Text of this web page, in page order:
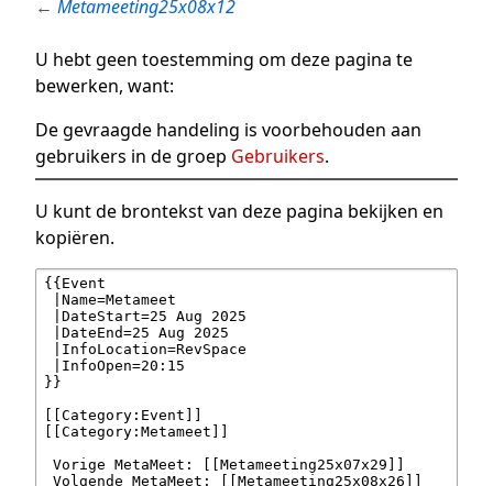
← Metameeting25x08x12
U hebt geen toestemming om deze pagina te
bewerken, want:
De gevraagde handeling is voorbehouden aan
gebruikers in de groep Gebruikers.
U kunt de brontekst van deze pagina bekijken en
kopiëren.